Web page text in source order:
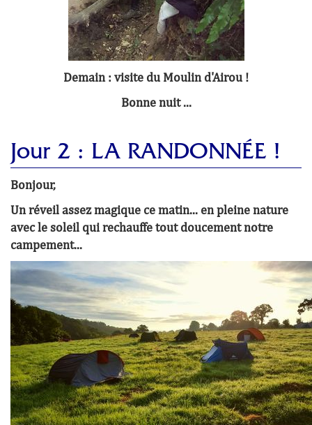
Demain : visite du Moulin d'Airou !
Bonne nuit ...
Jour 2 : LA RANDONNÉE !
Bonjour,
Un réveil assez magique ce matin... en pleine nature
avec le soleil qui rechauffe tout doucement notre
campement...